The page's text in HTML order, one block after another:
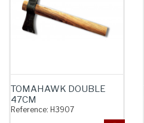
TOMAHAWK DOUBLE
47CM
Reference: H3907